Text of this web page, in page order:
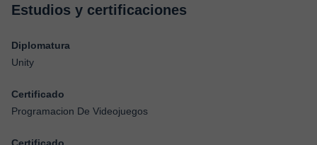
Estudios y certificaciones
Diplomatura
Unity
Certificado
Programacion De Videojuegos